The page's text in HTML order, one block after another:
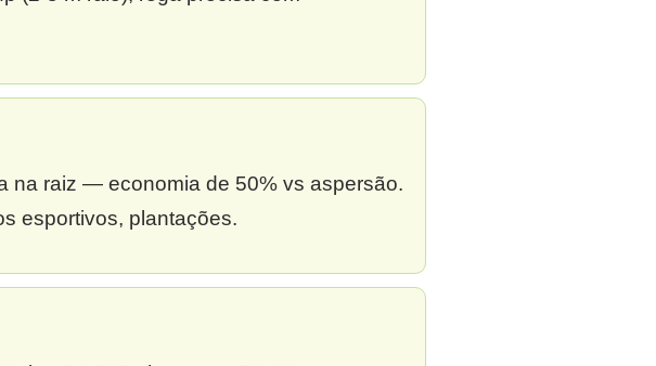
na raiz — economia de 50% vs aspersão.
esportivos, plantações.